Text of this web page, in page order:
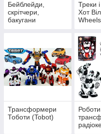
Дитячі іграшки
мають великий
Бейблейди,
скрітчери,
бакугани
Треки
Хот
Трансформери
Тоботи (Tobot)